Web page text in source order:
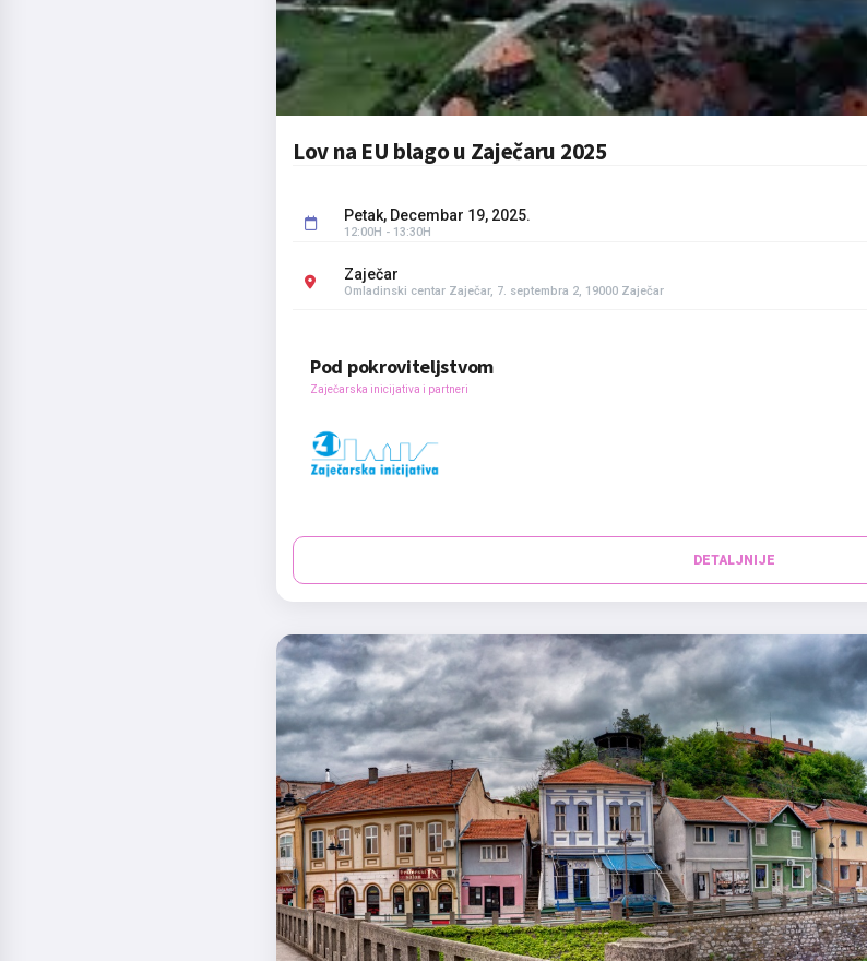
Lov na EU blago u Zaječaru 2025
Petak, Decembar 19, 2025.
12:00H - 13:30H
Zaječar
Omladinski centar Zaječar, 7. septembra 2, 19000 Zaječar
Pod pokroviteljstvom
Zaječarska inicijativa i partneri
DETALJNIJE